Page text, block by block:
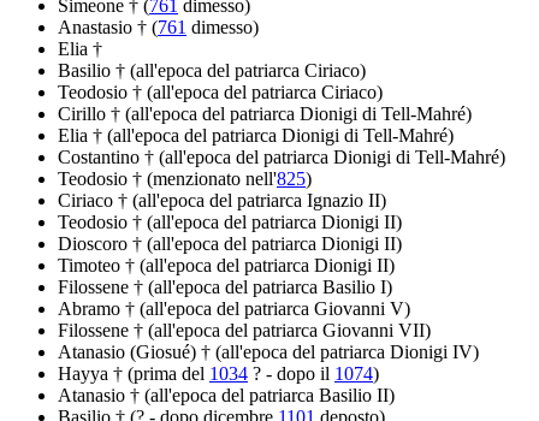
Simeone † (761 dimesso)
Anastasio † (761 dimesso)
Elia †
Basilio † (all'epoca del patriarca Ciriaco)
Teodosio † (all'epoca del patriarca Ciriaco)
Cirillo † (all'epoca del patriarca Dionigi di Tell-Mahré)
Elia † (all'epoca del patriarca Dionigi di Tell-Mahré)
Costantino † (all'epoca del patriarca Dionigi di Tell-Mahré)
Teodosio † (menzionato nell'825)
Ciriaco † (all'epoca del patriarca Ignazio II)
Teodosio † (all'epoca del patriarca Dionigi II)
Dioscoro † (all'epoca del patriarca Dionigi II)
Timoteo † (all'epoca del patriarca Dionigi II)
Filossene † (all'epoca del patriarca Basilio I)
Abramo † (all'epoca del patriarca Giovanni V)
Filossene † (all'epoca del patriarca Giovanni VII)
Atanasio (Giosué) † (all'epoca del patriarca Dionigi IV)
Hayya † (prima del 1034 ? - dopo il 1074)
Atanasio † (all'epoca del patriarca Basilio II)
Basilio † (? - dopo dicembre 1101 deposto)